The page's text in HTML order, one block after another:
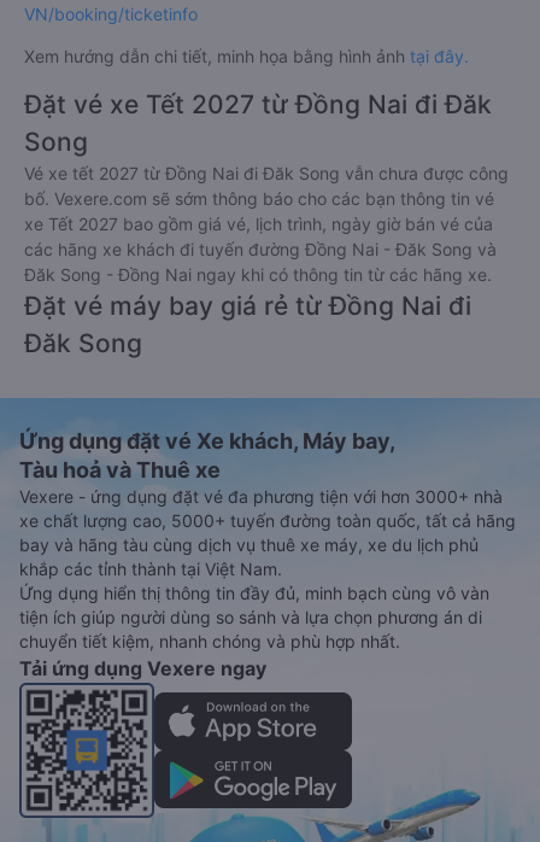
VN/booking/ticketinfo
Xem hướng dẫn chi tiết, minh họa bằng hình ảnh tại đây.
Đặt vé xe Tết 2027 từ Đồng Nai đi Đăk
Song
Vé xe tết 2027 từ Đồng Nai đi Đăk Song vẫn chưa được công
bố. Vexere.com sẽ sớm thông báo cho các bạn thông tin vé
xe Tết 2027 bao gồm giá vé, lịch trình, ngày giờ bán vé của
các hãng xe khách đi tuyến đường Đồng Nai - Đăk Song và
Đăk Song - Đồng Nai ngay khi có thông tin từ các hãng xe.
Đặt vé máy bay giá rẻ từ Đồng Nai đi
Đăk Song
Ứng dụng đặt vé Xe khách, Máy bay,
Tàu hoả và Thuê xe
Vexere - ứng dụng đặt vé đa phương tiện với hơn 3000+ nhà
xe chất lượng cao, 5000+ tuyến đường toàn quốc, tất cả hãng
bay và hãng tàu cùng dịch vụ thuê xe máy, xe du lịch phủ
khắp các tỉnh thành tại Việt Nam.
Ứng dụng hiển thị thông tin đầy đủ, minh bạch cùng vô vàn
tiện ích giúp người dùng so sánh và lựa chọn phương án di
chuyển tiết kiệm, nhanh chóng và phù hợp nhất.
Tải ứng dụng Vexere ngay